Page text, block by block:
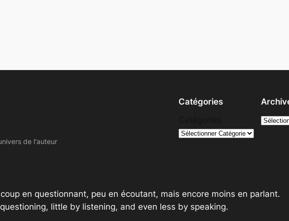
de l'auteur
Catégories
A
e
en questionnant, peu en écoutant, mais encore moins en parlant.
little by listening, and even less by speaking.